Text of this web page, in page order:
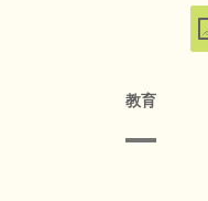
教育